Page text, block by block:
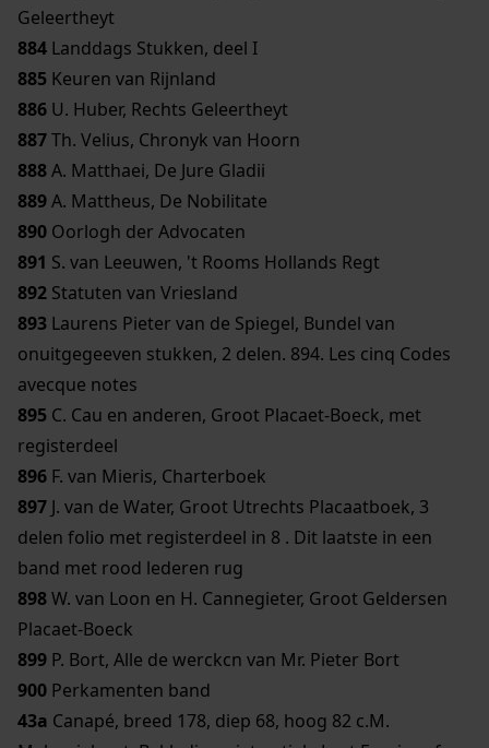
Geleertheyt
884 Landdags Stukken, deel I
885 Keuren van Rijnland
886 U. Huber, Rechts Geleertheyt
887Th. Velius, Chronyk van Hoorn
888A. Matthaei, De Jure Gladii
889A. Mattheus, De Nobilitate
890 Oorlogh der Advocaten
891 S. van Leeuwen, 't Rooms Hollands Regt
892 Statuten van Vriesland
893 Laurens Pieter van de Spiegel, Bundel van
onuitgegeeven stukken, 2 delen. 894. Les cinq Codes
avecque notes
895 C. Cau en anderen, Groot Placaet-Boeck, met
registerdeel
896 F. van Mieris, Charterboek
897 J. van de Water, Groot Utrechts Placaatboek, 3
delen folio met registerdeel in 8 . Dit laatste in een
band met rood lederen rug
898W. van Loon en H. Cannegieter, Groot Geldersen
Placaet-Boeck
899 P. Bort, Alle de werckcn van Mr. Pieter Bort
900 Perkamenten band
43a Canapé, breed 178, diep 68, hoog 82 c.M.